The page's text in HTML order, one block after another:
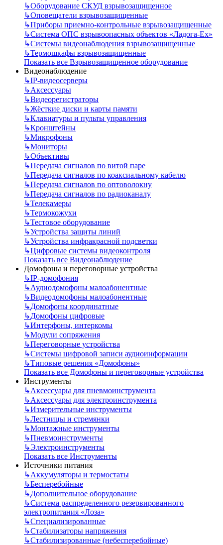
↳Оборудование СКУД взрывозащищенное
↳Оповещатели взрывозащищенные
↳Приборы приемно-контрольные взрывозащищенные
↳Система ОПС взрывоопасных объектов «Ладога-Ex»
↳Системы видеонаблюдения взрывозащищенные
↳Термошкафы взрывозащищенные
Показать все Взрывозащищенное оборудование
Видеонаблюдение
↳IP-видеосерверы
↳Аксессуары
↳Видеорегистраторы
↳Жёсткие диски и карты памяти
↳Клавиатуры и пульты управления
↳Кронштейны
↳Микрофоны
↳Мониторы
↳Объективы
↳Передача сигналов по витой паре
↳Передача сигналов по коаксиальному кабелю
↳Передача сигналов по оптоволокну
↳Передача сигналов по радиоканалу
↳Телекамеры
↳Термокожухи
↳Тестовое оборудование
↳Устройства защиты линий
↳Устройства инфракрасной подсветки
↳Цифровые системы видеоконтроля
Показать все Видеонаблюдение
Домофоны и переговорные устройства
↳IP-домофония
↳Аудиодомофоны малоабонентные
↳Видеодомофоны малоабонентные
↳Домофоны координатные
↳Домофоны цифровые
↳Интерфоны, интеркомы
↳Модули сопряжения
↳Переговорные устройства
↳Системы цифровой записи аудиоинформации
↳Типовые решения «Домофоны»
Показать все Домофоны и переговорные устройства
Инструменты
↳Аксессуары для пневмоинструмента
↳Аксессуары для электроинструмента
↳Измерительные инструменты
↳Лестницы и стремянки
↳Монтажные инструменты
↳Пневмоинструменты
↳Электроинструменты
Показать все Инструменты
Источники питания
↳Аккумуляторы и термостаты
↳Бесперебойные
↳Дополнительное оборудование
↳Система распределенного резервированного
электропитания «Лоза»
↳Специализированные
↳Стабилизаторы напряжения
↳Стабилизированные (небесперебойные)